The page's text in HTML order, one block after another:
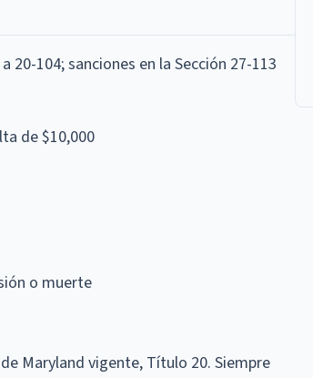
20-104; sanciones en la Sección 27-113
de $10,000
o muerte
Maryland vigente, Título 20. Siempre